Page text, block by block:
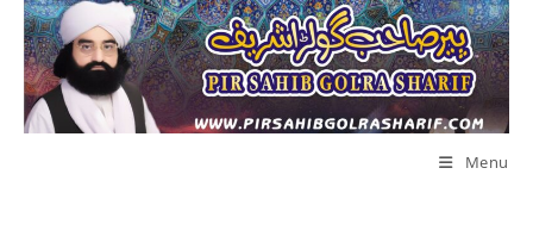
Skip
content
Menu